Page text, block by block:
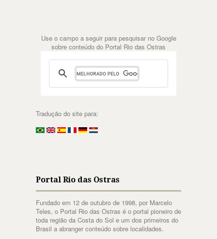
Use o campo a seguir para pesquisar no Google
sobre conteúdo do Portal Rio das Ostras
Tradução do site para:
Portal Rio das Ostras
Fundado em 12 de outubro de 1998, por Marcelo
Teles, o Portal Rio das Ostras é o portal pioneiro de
toda região da Costa do Sol e um dos primeiros do
Brasil a abranger conteúdo sobre localidades.